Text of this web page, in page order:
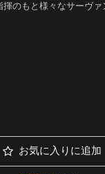
のもと様々なサーヴ
お気に入りに追加